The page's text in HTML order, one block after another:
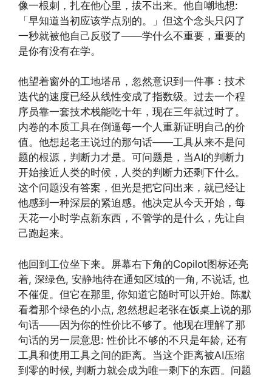
像一根刺，扎在他心里，拔不出来。他自嘲地想:
「早知道当初应该学点别的。」但这个念头只闪了
一秒就被他自己反驳了——学什么不重要，重要的
是你有没有在学。
他望着窗外的工地塔吊，忽然意识到一件事：技术
迭代的速度已经从线性变成了指数级。过去一个程
序员靠一套技术栈能吃十年，现在三年就过时了。
内卷的本质工具在倒逼每一个人重新证明自己的价
值。他想起老王说过的那句话——工具从来不是问
题的根源，判断力才是。可问题是，当AI的判断力
开始接近人类的时候，人类的判断力还剩下什么。
这个问题没有答案，但光是把它问出来，就已经让
他感到一种深层的紧迫感。他决定从今天开始，每
天花一小时学点新东西，不管学的是什么，先让自
己跑起来。
他回到工位坐下来。屏幕右下角的Copilot图标还亮
着, 深绿色, 安静地待在通知区域的一角, 不说话, 也
不催促。但它在那里, 你知道它随时可以开始。陈默
看着那个绿色的小点, 忽然想起老张在饭桌上说的那
句话——因为你的性价比不够了。他现在理解了那
句话的另一层意思: 性价比不够的不只是年龄, 还有
工具和使用工具之间的距离。当这个距离被AI压缩
到零的时候, 判断力就会成为唯一剩下的东西。问题